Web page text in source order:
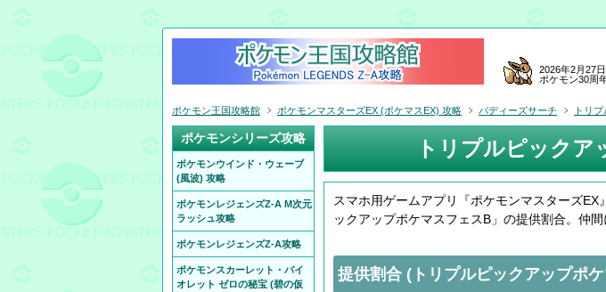
トリプルピックア
スマホ用ゲームアプリ『ポケモンマスターズ
ックアップポケマスフェスB」の提供割合。仲
提供割合 (トリプルピックアップポ
2026年2月27
ポケモン30周
ポケモン王国攻略館 ポケモンマスターズEX (ポケマスEX) 攻略 バディーズサーチ トリ
ポケモンシリーズ攻略
ポケモンウインド・ウェーブ
(風波) 攻略
ポケモンレジェンズZ-A M次元
ラッシュ攻略
ポケモンレジェンズZ-A攻略
ポケモンスカーレット・バイ
オレット ゼロの秘宝 (碧の仮